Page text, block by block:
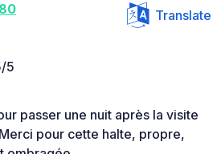
Translate
5
passer une nuit après la visite
pour cette halte, propre,